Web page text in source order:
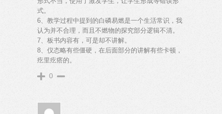
式。
6、教学过程中提到的白磷易燃是一个生活常识，我
认为并不合理，而且不燃物的探究部分逻辑不清。
7、板书内容有，可是却不讲解。
8、仪态略有些僵硬，在后面部分的讲解有些卡顿，
疙里疙瘩的。
0